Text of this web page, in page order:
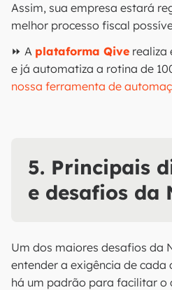
Assim, sua empresa estará
melhor processo fiscal
⏩ A plataforma Qive realiza
e já automatiza a rotina de
nossa ferramenta de
5. Principais
e desafios da
Um dos maiores desafios da
entender a exigência de
há um padrão para facilitar o